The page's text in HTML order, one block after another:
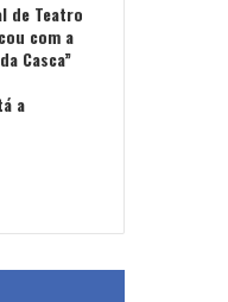
de Teatro
com a
Casca”
a